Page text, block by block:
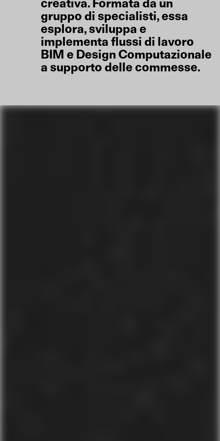
creativa. Formata da un
gruppo di specialisti, essa
esplora, sviluppa e
implementa flussi di lavoro
BIM e Design Computazionale
a supporto delle commesse.